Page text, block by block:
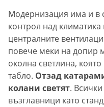
Модернизация има и в
контрол над
централните
повече меки на допир
околна светлина,
табло. Отзад
колани светят.
възглавници като